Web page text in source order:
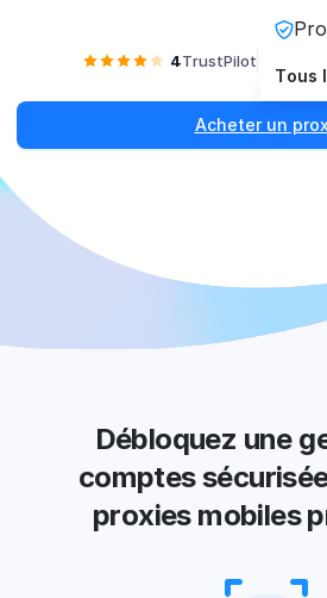
Tous
4TrustPilot
Acheter un
Débloquez une
comptes
proxies mobiles